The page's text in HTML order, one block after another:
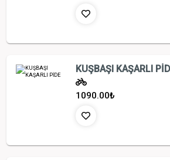
KUŞBAŞI KAŞARLI
1090.00₺